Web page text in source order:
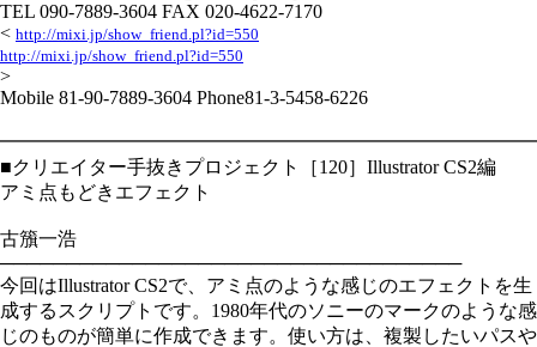
TEL 090-7889-3604 FAX 020-4622-7170
< http://mixi.jp/show_friend.pl?id=550
http://mixi.jp/show_friend.pl?id=550
>
Mobile 81-90-7889-3604 Phone81-3-5458-6226
■クリエイター手抜きプロジェクト［120］Illustrator CS2編
アミ点もどきエフェクト
古籏一浩
───────────────────────────────────
今回はIllustrator CS2で、アミ点のような感じのエフェクトを生
成するスクリプトです。1980年代のソニーのマークのような感
じのものが簡単に作成できます。使い方は、複製したいパスや